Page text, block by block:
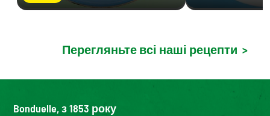
Перегляньте всі наші рецепти >
Bonduelle, з 1853 року